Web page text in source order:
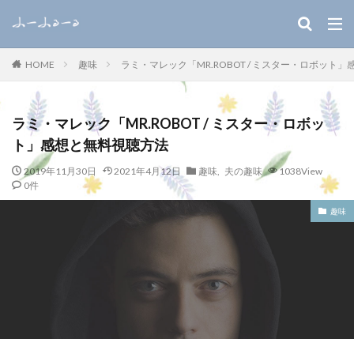
HOME 趣味 ラミ・マレック「MR.ROBOT / ミスター・ロボット」
ラミ・マレック「MR.ROBOT / ミスター・ロボッ
ト」感想と無料視聴方法
2019年11月30日 2021年4月12日 趣味, 夫の趣味
1038View
0件
趣味
デザイン
カテゴリー
検索